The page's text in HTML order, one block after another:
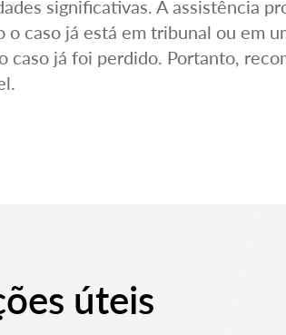
significativas. A assistência
o caso já está em tribunal ou em
caso já foi perdido. Portanto,
úteis